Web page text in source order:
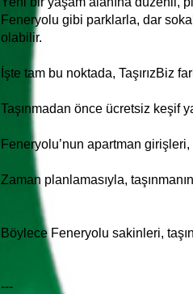
Feneryolu gibi parklarla, dar
olabilir.
İşte tam bu noktada, TaşırızBiz
Taşınmadan önce ücretsiz keşif
Feneryolu’nun apartman
Zaman planlamasıyla,
Böylece Feneryolu sakinleri,
---